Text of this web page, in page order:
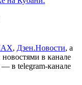
, Дзен.Новости, а
в канале
в telegram-канале